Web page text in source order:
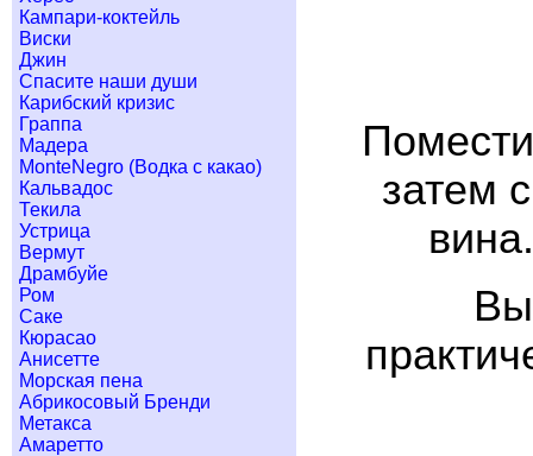
Кампари-коктейль
Виски
Джин
Спасите наши души
Карибский кризис
Граппа
Мадера
MonteNegro (Водка с какао)
Кальвадос
Текила
Устрица
Вермут
Драмбуйе
Ром
Саке
Кюрасао
Анисетте
Морская пена
Абрикосовый Бренди
Метакса
Амаретто
затем